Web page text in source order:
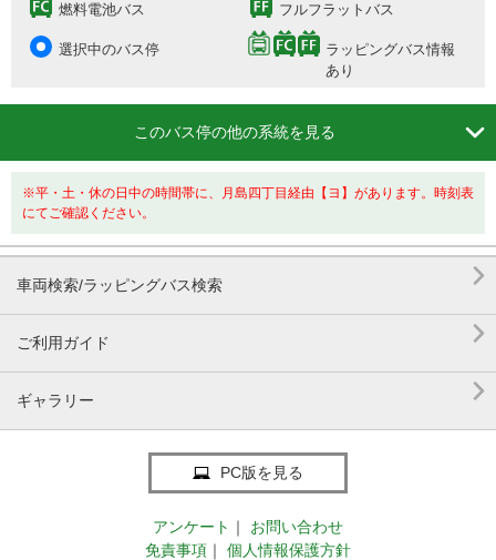
燃料電池バス フルフラットバス
選択中のバス停
ラッピングバス情報
あり
このバス停の他の系統を見る 
※平・土・休の日中の時間帯に、月島四丁目経由【ヨ】があります。時刻表
にてご確認ください。
車両検索/ラッピングバス検索 
ご利用ガイド 
ギャラリー 
PC版を見る
アンケート ｜
お問い合わせ
免責事項 ｜ 個人情報保護方針